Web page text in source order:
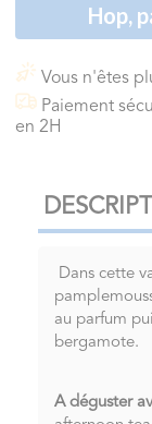
Hop,
Vous n'êtes
Paiement
en 2H
Dans cette
au parfum
bergamote.
A déguster